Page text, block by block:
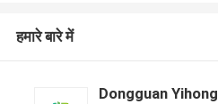
हमारे बारे में
Dongguan